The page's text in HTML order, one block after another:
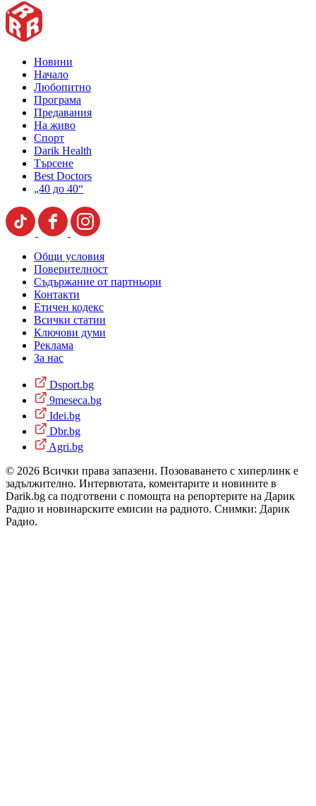
Новини
Начало
Любопитно
Програма
Предавания
На живо
Спорт
Darik Health
Търсене
Best Doctors
„40 до 40“
Общи условия
Поверителност
Съдържание от партньори
Контакти
Етичен кодекс
Всички статии
Ключови думи
Реклама
За нас
Dsport.bg
9meseca.bg
Idei.bg
Dbr.bg
Agri.bg
© 2026 Всички права запазени. Позоваването с хиперлинк е
задължително. Интервютата, коментарите и новините в
Darik.bg са подготвени с помощта на репортерите на Дарик
Радио и новинарските емисии на радиото. Снимки: Дарик
Радио.